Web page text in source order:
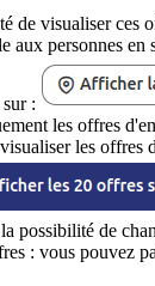
de visualiser ces
aux personnes en
:
les offres
les offres
possibilité de
: vous pouvez